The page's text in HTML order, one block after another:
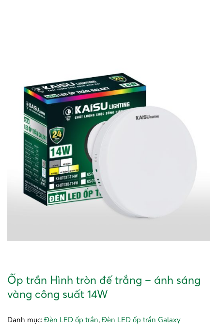
Ốp trần Hình tròn đế trắng – ánh sáng
vàng công suất 14W
Danh mục: Đèn LED ốp trần, Đèn LED ốp trần Galaxy